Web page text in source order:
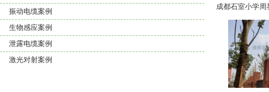
振动电缆案例
生物感应案例
泄露电缆案例
激光对射案例